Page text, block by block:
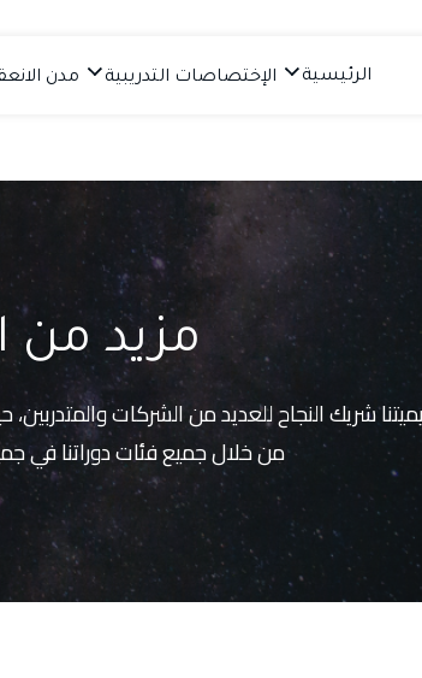
الرئيسية الإختصاصات التدريبية مدن
مزيد من
شريك النجاح للعديد من الشركات
من خلال جميع فئات دوراتنا في